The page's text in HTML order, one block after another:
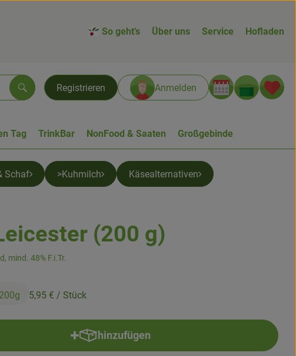
So geht’s Über uns Service Hofladen
Registrieren Anmelden
Suchen
Tag TrinkBar NonFood & Saaten Großgebinde
Schaf >Kuhmilch Käsealternativen
(200 g)
mind. 48% F.i.Tr.
5,95 € / Stück
hinzufügen
Produkt zum Warenkorb hinzufügen